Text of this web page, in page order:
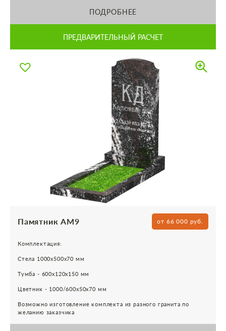
ПОДРОБНЕЕ
ПРЕДВАРИТЕЛЬНЫЙ РАСЧЕТ
Памятник АМ9 от 66 000 руб.
Комплектация:
Стела 1000х500х70 мм
Тумба - 600х120х150 мм
Цветник - 1000/600х50х70 мм
Возможно изготовление комплекта из разного гранита по
желанию заказчика